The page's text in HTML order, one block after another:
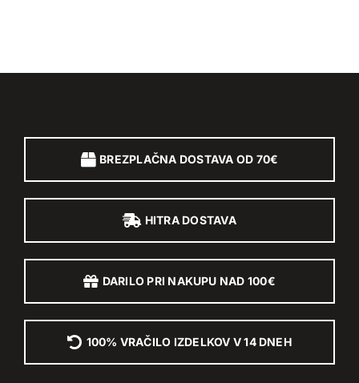
BREZPLAČNA DOSTAVA OD 70€
HITRA DOSTAVA
DARILO PRI NAKUPU NAD 100€
100% VRAČILO IZDELKOV V 14 DNEH